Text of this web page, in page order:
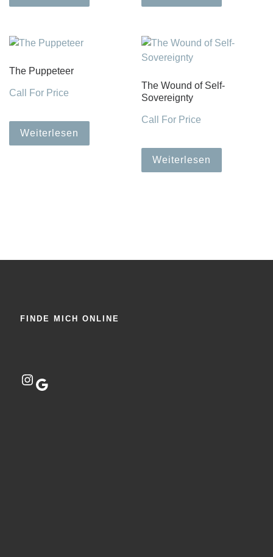
The Puppeteer
Call For Price
Weiterlesen
The Wound of Self-
Sovereignty
Call For Price
Weiterlesen
FINDE MICH ONLINE
Instagram
Google